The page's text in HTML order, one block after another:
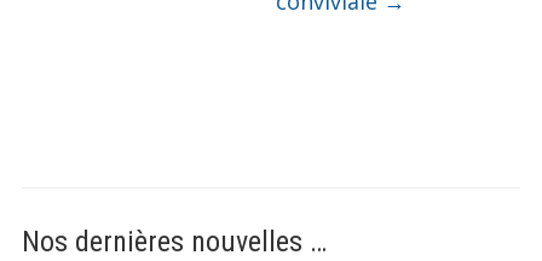
Nos dernières nouvelles …